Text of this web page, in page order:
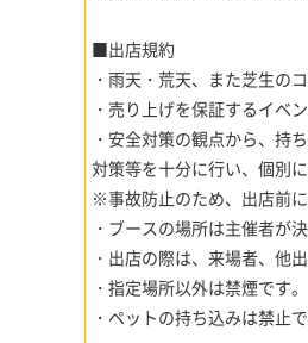
■出店規約
・雨天・荒天、また芝生の
・売り上げを保証するイベ
・安全対策の観点から、持
対策等を十分に行い、個別
※事故防止のため、出店前
・ブースの場所は主催者が
・出店の際は、来場者、他
・指定場所以外は禁煙です。
・ペットの持ち込みは禁止